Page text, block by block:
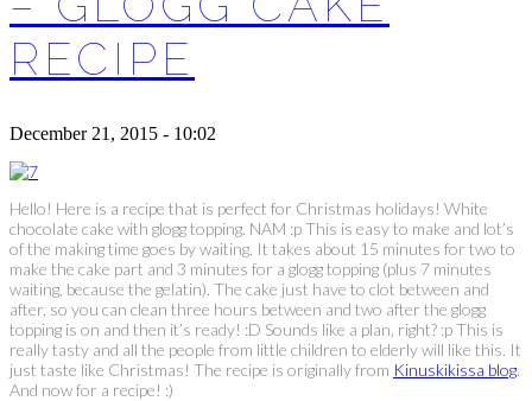
RECIPE
December 21, 2015 - 10:02
Hello! Here is a recipe that is perfect for Christmas holidays! White
chocolate cake with glogg topping. NAM :p This is easy to make and lot’s
of the making time goes by waiting. It takes about 15 minutes for two to
make the cake part and 3 minutes for a glogg topping (plus 7 minutes
waiting, because the gelatin). The cake just have to clot between and
after, so you can clean three hours between and two after the glogg
topping is on and then it’s ready! :D Sounds like a plan, right? :p This is
really tasty and all the people from little children to elderly will like this. It
just taste like Christmas! The recipe is originally from Kinuskikissa blog.
And now for a recipe! :)